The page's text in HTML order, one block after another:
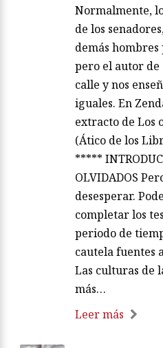
Normalmente,
de los
demás
pero el autor de
calle y nos
iguales. En
extracto de Los
(Ático de los
*****
OLVIDADOS
desesperar.
completar los
periodo de
cautela fuentes
Las culturas de
más…
Leer más